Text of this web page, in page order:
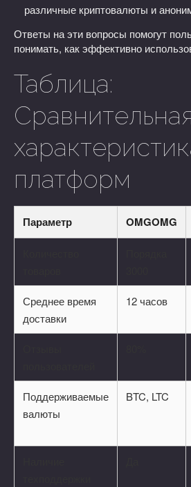
различные криптовалюты и
Ответы на эти вопросы помогут
понимать, как эффективно
Таблица:
Сравнительная
платформ
Параметр OMGOMG
Среднее время
доставки
12 часов
Поддерживаемые
валюты
BTC, LTC